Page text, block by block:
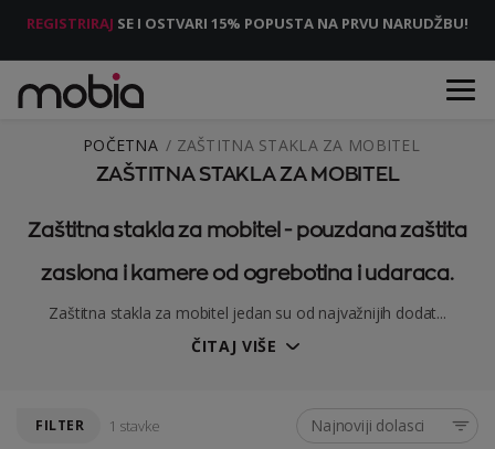
REGISTRIRAJ SE I OSTVARI 15% POPUSTA NA PRVU NARUDŽBU!
POČETNA ZAŠTITNA STAKLA ZA MOBITEL
ZAŠTITNA STAKLA ZA MOBITEL
Zaštitna stakla za mobitel - pouzdana zaštita
zaslona i kamere od ogrebotina i udaraca.
Zaštitna stakla za mobitel jedan su od najvažnijih dodat...
ČITAJ VIŠE
FILTER 1 stavke Najnoviji dolasci